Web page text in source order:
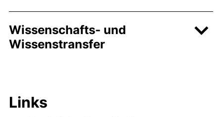
Wissenschafts- und
Wissenstransfer
Links